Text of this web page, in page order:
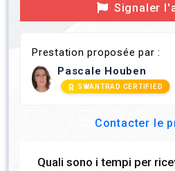
Signaler
Prestation proposée par :
Pascale Houben
SWANTRAD CERTIFIED
Contacter le
Quali sono i tempi per